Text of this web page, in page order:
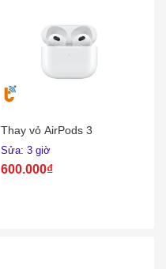
Thay vỏ AirPods 3
Sửa: 3 giờ
600.000₫